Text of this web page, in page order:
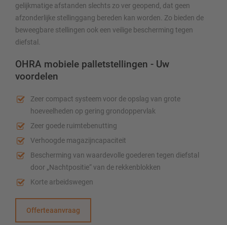
gelijkmatige afstanden slechts zo ver geopend, dat geen
afzonderlijke stellinggang bereden kan worden. Zo bieden de
beweegbare stellingen ook een veilige bescherming tegen
diefstal.
OHRA mobiele palletstellingen - Uw
voordelen
Zeer compact systeem voor de opslag van grote
hoeveelheden op gering grondoppervlak
Zeer goede ruimtebenutting
Verhoogde magazijncapaciteit
Bescherming van waardevolle goederen tegen diefstal
door „Nachtpositie“ van de rekkenblokken
Korte arbeidswegen
Offerteaanvraag